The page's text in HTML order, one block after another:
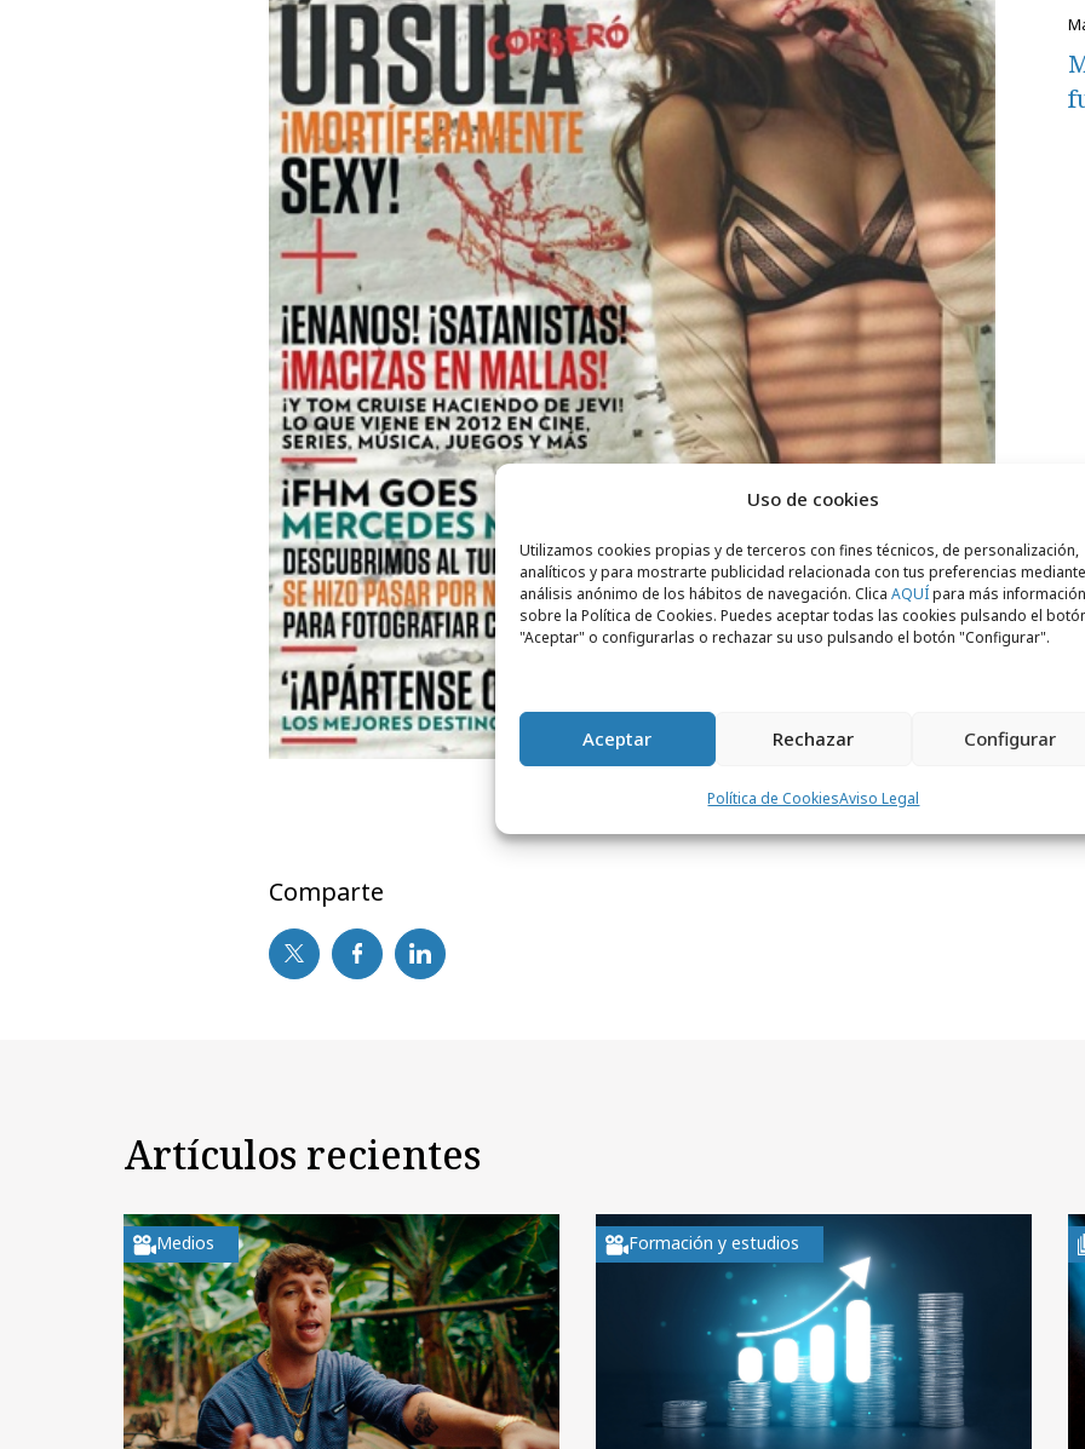
Uso de cookies
Utilizamos cookies propias y de terceros con fines técnicos, de personalización,
analíticos y para mostrarte publicidad relacionada con tus preferencias
análisis anónimo de los hábitos de navegación. Clica AQUÍpara más información
sobre la Política de Cookies. Puedes aceptar todas las cookies pulsando el
"Aceptar" o configurarlas o rechazar su uso pulsando el botón "Configurar".
Aceptar Rechazar Configurar
Política de CookiesAviso Legal
Comparte
Artículos recientes
Medios Formación y estudios